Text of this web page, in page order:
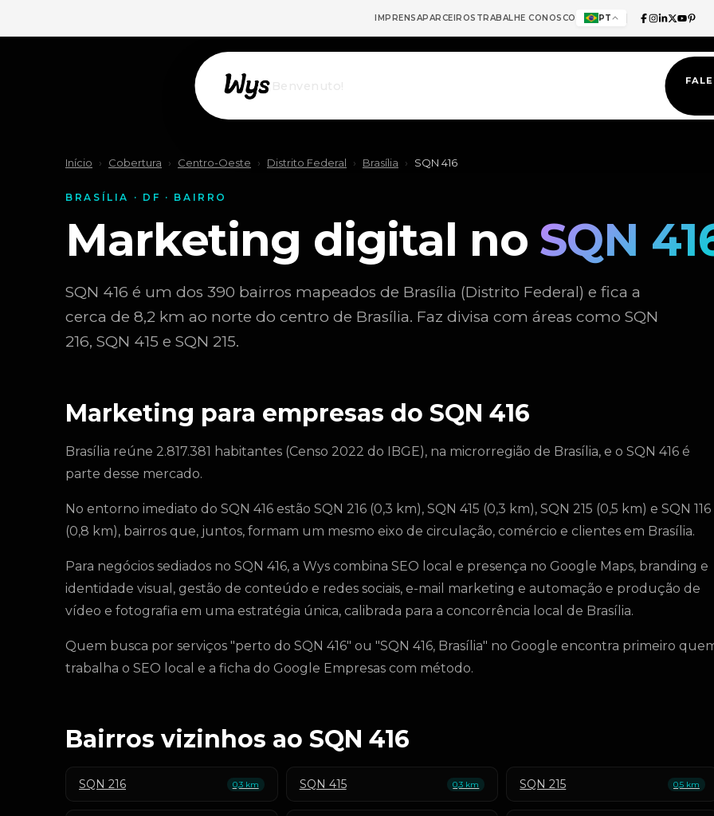
IMPRENSAPARCEIROS TRABALHE CONOSCO PT
Willkommen!
Início › Cobertura › Centro-Oeste › Distrito Federal › Brasília › SQN 416
BRASÍLIA · DF · BAIRRO
Marketing digital no SQN
SQN 416 é um dos 390 bairros mapeados de Brasília (Distrito Federal) e fica a
cerca de 8,2 km ao norte do centro de Brasília. Faz divisa com áreas como SQN
216, SQN 415 e SQN 215.
Marketing para empresas do SQN 416
Brasília reúne 2.817.381 habitantes (Censo 2022 do IBGE), na microrregião de Brasília, e o SQN 416 é
parte desse mercado.
No entorno imediato do SQN 416 estão SQN 216 (0,3 km), SQN 415 (0,3 km), SQN 215 (0,5 km) e SQN 116
(0,8 km), bairros que, juntos, formam um mesmo eixo de circulação, comércio e clientes em Brasília.
Para negócios sediados no SQN 416, a Wys combina SEO local e presença no Google Maps, branding e
identidade visual, gestão de conteúdo e redes sociais, e-mail marketing e automação e produção de
vídeo e fotografia em uma estratégia única, calibrada para a concorrência local de Brasília.
Quem busca por serviços "perto do SQN 416" ou "SQN 416, Brasília" no Google encontra primeiro
trabalha o SEO local e a ficha do Google Empresas com método.
Bairros vizinhos ao SQN 416
SQN 216 0,3 km SQN 415 0,3 km SQN 215 0,5 km